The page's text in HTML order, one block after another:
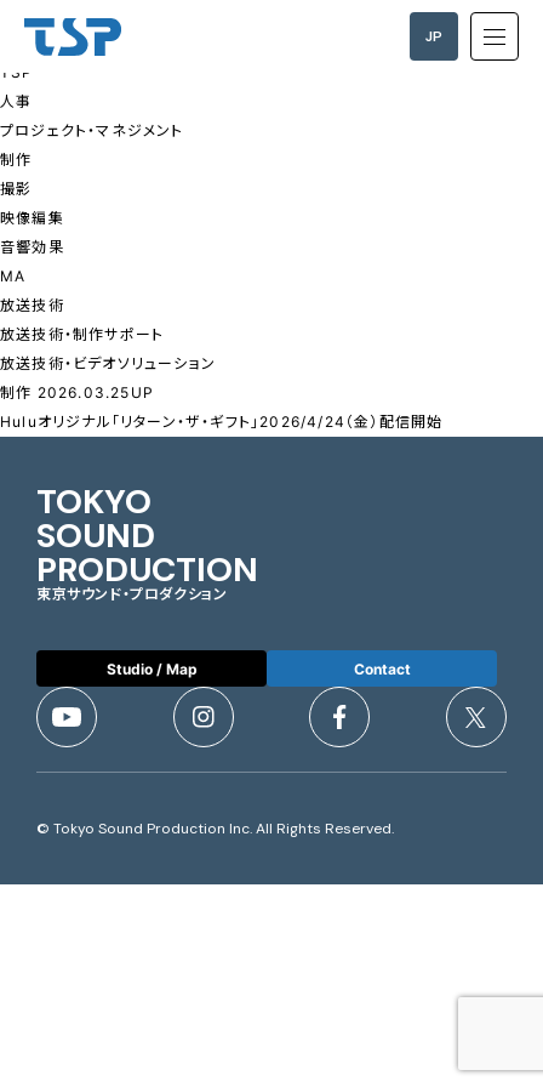
JP
NEWS
すべて
TSP
人事
プロジェクト・マネジメント
制作
撮影
映像編集
音響効果
MA
放送技術
放送技術・制作サポート
放送技術・ビデオソリューション
制作 2026.03.25UP
Huluオリジナル「リターン・ザ・ギフト」2026/4/24（金）配信開始
TOKYO
SOUND
PRODUCTION
東京サウンド・プロダクション
Studio / Map Contact
© Tokyo Sound Production Inc. All Rights Reserved.